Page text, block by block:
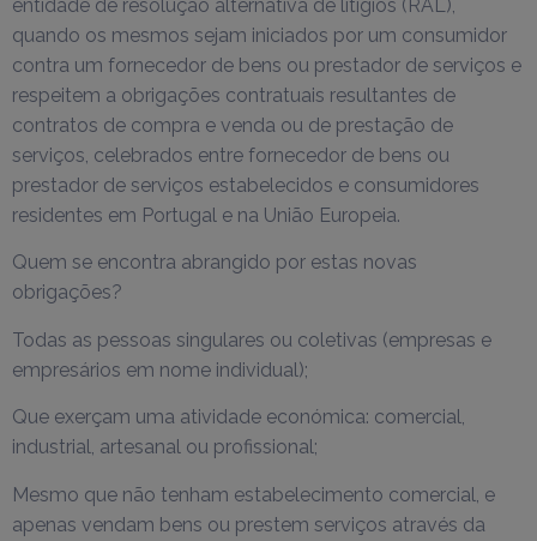
entidade de resolução alternativa de litígios (RAL),
quando os mesmos sejam iniciados por um consumidor
contra um fornecedor de bens ou prestador de serviços e
respeitem a obrigações contratuais resultantes de
contratos de compra e venda ou de prestação de
serviços, celebrados entre fornecedor de bens ou
prestador de serviços estabelecidos e consumidores
residentes em Portugal e na União Europeia.
Quem se encontra abrangido por estas novas
obrigações?
Todas as pessoas singulares ou coletivas (empresas e
empresários em nome individual);
Que exerçam uma atividade económica: comercial,
industrial, artesanal ou profissional;
Mesmo que não tenham estabelecimento comercial, e
apenas vendam bens ou prestem serviços através da